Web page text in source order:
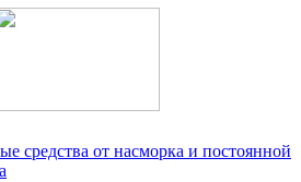
средства от насморка и постоянной